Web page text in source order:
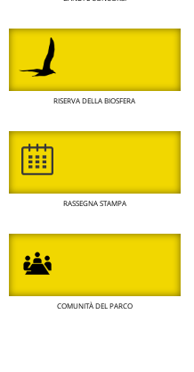
RISERVA DELLA BIOSFERA
RASSEGNA STAMPA
COMUNITÀ DEL PARCO